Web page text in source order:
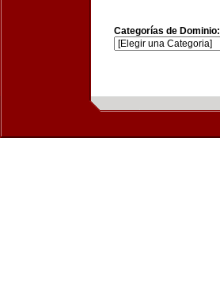
Categorías de Dominio: